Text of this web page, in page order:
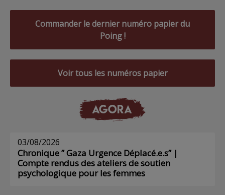
Commander le dernier numéro papier du
Poing !
Voir tous les numéros papier
AGORA
03/08/2026
Chronique ” Gaza Urgence Déplacé.e.s” |
Compte rendus des ateliers de soutien
psychologique pour les femmes